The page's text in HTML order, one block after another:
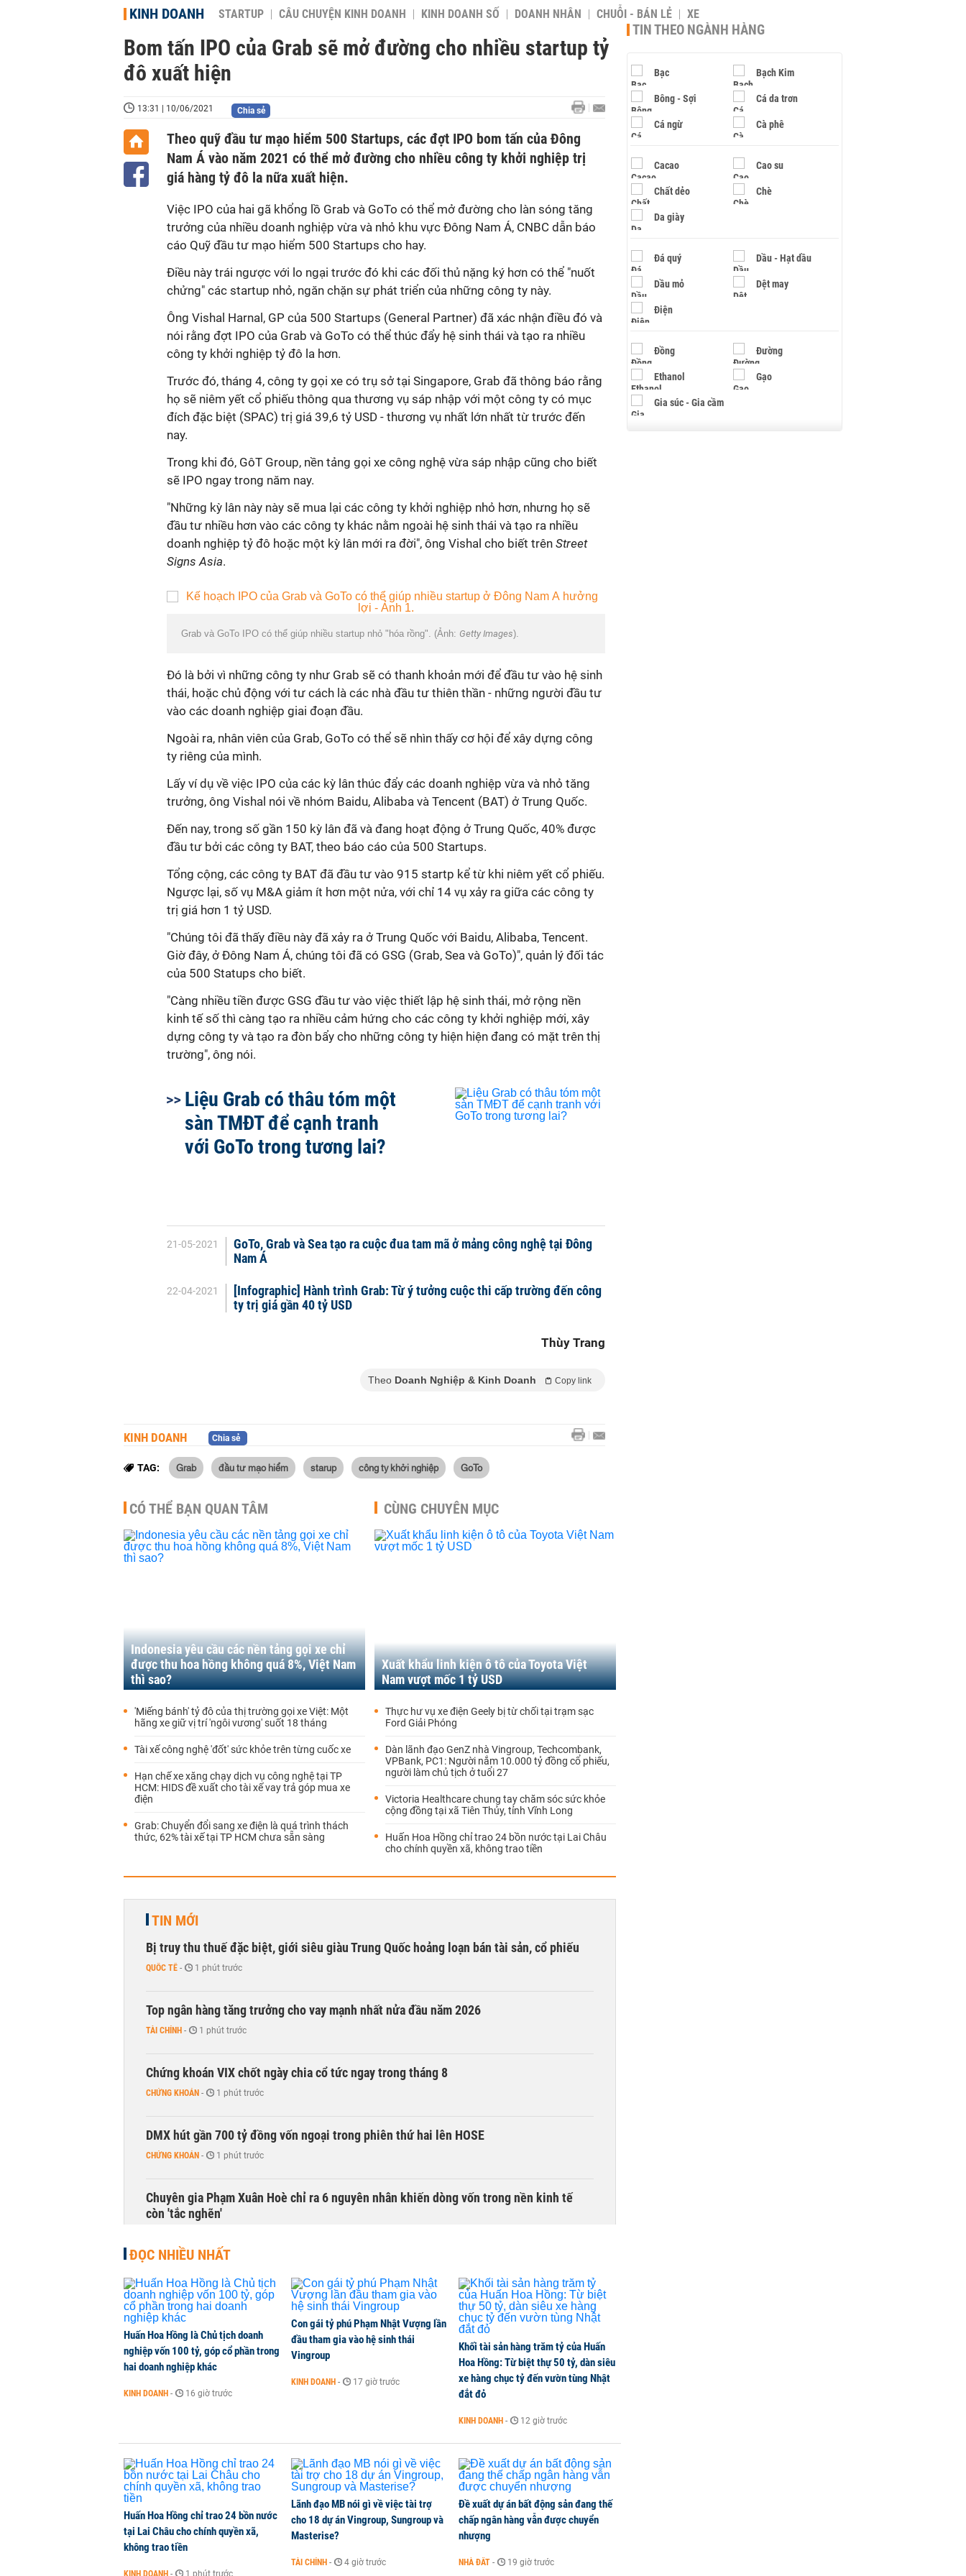
KINH DOANH STARTUP CÂU CHUYỆN KINH DOANH KINH DOANH SỐ DOANH NHÂN CHUỖI - BÁN LẺ XE
Bom tấn IPO của Grab sẽ mở đường cho nhiều startup tỷ
đô xuất hiện
13:31 | 10/06/2021 Chia sẻ
Theo quỹ đầu tư mạo hiểm 500 Startups, các đợt IPO bom tấn của Đông
Nam Á vào năm 2021 có thể mở đường cho nhiều công ty khởi nghiệp trị
giá hàng tỷ đô la nữa xuất hiện.
Việc IPO của hai gã khổng lồ Grab và GoTo có thể mở đường cho làn sóng tăng
trưởng của nhiều doanh nghiệp vừa và nhỏ khu vực Đông Nam Á, CNBC dẫn báo
cáo Quỹ đầu tư mạo hiểm 500 Startups cho hay.
Điều này trái ngược với lo ngại trước đó khi các đối thủ nặng ký hơn có thể "nuốt
chửng" các startup nhỏ, ngăn chặn sự phát triển của những công ty này.
Ông Vishal Harnal, GP của 500 Startups (General Partner) đã xác nhận điều đó và
nói rằng đợt IPO của Grab và GoTo có thể thúc đẩy hệ sinh thái và tạo ra nhiều
công ty khởi nghiệp tỷ đô la hơn.
Trước đó, tháng 4, công ty gọi xe có trụ sở tại Singapore, Grab đã thông báo rằng
họ sẽ niêm yết cổ phiếu thông qua thương vụ sáp nhập với một công ty có mục
đích đặc biệt (SPAC) trị giá 39,6 tỷ USD - thương vụ nhất lớn nhất từ trước đến
nay.
Trong khi đó, GôT Group, nền tảng gọi xe công nghệ vừa sáp nhập cũng cho biết
sẽ IPO ngay trong năm nay.
"Những kỳ lân này này sẽ mua lại các công ty khởi nghiệp nhỏ hơn, nhưng họ sẽ
đầu tư nhiều hơn vào các công ty khác nằm ngoài hệ sinh thái và tạo ra nhiều
doanh nghiệp tỷ đô hoặc một kỳ lân mới ra đời", ông Vishal cho biết trên Street
Signs Asia.
Grab và GoTo IPO có thể giúp nhiều startup nhỏ "hóa rồng". (Ảnh: Getty Images).
Đó là bởi vì những công ty như Grab sẽ có thanh khoản mới để đầu tư vào hệ sinh
thái, hoặc chủ động với tư cách là các nhà đầu tư thiên thần - những người đầu tư
vào các doanh nghiệp giai đoạn đầu.
Ngoài ra, nhân viên của Grab, GoTo có thể sẽ nhìn thấy cơ hội để xây dựng công
ty riêng của mình.
Lấy ví dụ về việc IPO của các kỳ lân thúc đẩy các doanh nghiệp vừa và nhỏ tăng
trưởng, ông Vishal nói về nhóm Baidu, Alibaba và Tencent (BAT) ở Trung Quốc.
Đến nay, trong số gần 150 kỳ lân đã và đang hoạt động ở Trung Quốc, 40% được
đầu tư bởi các công ty BAT, theo báo cáo của 500 Startups.
Tổng cộng, các công ty BAT đã đầu tư vào 915 startp kể từ khi niêm yết cổ phiếu.
Ngược lại, số vụ M&A giảm ít hơn một nửa, với chỉ 14 vụ xảy ra giữa các công ty
trị giá hơn 1 tỷ USD.
"Chúng tôi đã thấy điều này đã xảy ra ở Trung Quốc với Baidu, Alibaba, Tencent.
Giờ đây, ở Đông Nam Á, chúng tôi đã có GSG (Grab, Sea và GoTo)", quản lý đối tác
của 500 Statups cho biết.
"Càng nhiều tiền được GSG đầu tư vào việc thiết lập hệ sinh thái, mở rộng nền
kinh tế số thì càng tạo ra nhiều cảm hứng cho các công ty khởi nghiệp mới, xây
dựng công ty và tạo ra đòn bẩy cho những công ty hiện hiện đang có mặt trên thị
trường", ông nói.
Liệu Grab có thâu tóm một
sàn TMĐT để cạnh tranh
với GoTo trong tương lai?
21-05-2021
GoTo, Grab và Sea tạo ra cuộc đua tam mã ở mảng công nghệ tại Đông
Nam Á
22-04-2021
[Infographic] Hành trình Grab: Từ ý tưởng cuộc thi cấp trường đến công
ty trị giá gần 40 tỷ USD
Thùy Trang
Theo Doanh Nghiệp & Kinh Doanh Copy link
KINH DOANH Chia sẻ
TAG: Grab đầu tư mạo hiểm starup công ty khởi nghiệp GoTo
CÓ THỂ BẠN QUAN TÂM
Indonesia yêu cầu các nền tảng gọi xe chỉ
được thu hoa hồng không quá 8%, Việt Nam
thì sao?
'Miếng bánh' tỷ đô của thị trường gọi xe Việt: Một
hãng xe giữ vị trí 'ngôi vương' suốt 18 tháng
Tài xế công nghệ 'đốt' sức khỏe trên từng cuốc xe
Hạn chế xe xăng chạy dịch vụ công nghệ tại TP
HCM: HIDS đề xuất cho tài xế vay trả góp mua xe
điện
Grab: Chuyển đổi sang xe điện là quá trình thách
thức, 62% tài xế tại TP HCM chưa sẵn sàng
CÙNG CHUYÊN MỤC
Xuất khẩu linh kiện ô tô của Toyota Việt
Nam vượt mốc 1 tỷ USD
Thực hư vụ xe điện Geely bị từ chối tại trạm sạc
Ford Giải Phóng
Dàn lãnh đạo GenZ nhà Vingroup, Techcombank,
VPBank, PC1: Người nắm 10.000 tỷ đồng cổ phiếu,
người làm chủ tịch ở tuổi 27
Victoria Healthcare chung tay chăm sóc sức khỏe
cộng đồng tại xã Tiên Thủy, tỉnh Vĩnh Long
Huấn Hoa Hồng chỉ trao 24 bồn nước tại Lai Châu
cho chính quyền xã, không trao tiền
TIN MỚI
Bị truy thu thuế đặc biệt, giới siêu giàu Trung Quốc hoảng loạn bán tài sản, cổ phiếu
QUỐC TẾ - 1 phút trước
Top ngân hàng tăng trưởng cho vay mạnh nhất nửa đầu năm 2026
TÀI CHÍNH - 1 phút trước
Chứng khoán VIX chốt ngày chia cổ tức ngay trong tháng 8
CHỨNG KHOÁN - 1 phút trước
DMX hút gần 700 tỷ đồng vốn ngoại trong phiên thứ hai lên HOSE
CHỨNG KHOÁN - 1 phút trước
Chuyên gia Phạm Xuân Hoè chỉ ra 6 nguyên nhân khiến dòng vốn trong nền kinh tế
còn 'tắc nghẽn'
ĐỌC NHIỀU NHẤT
Huấn Hoa Hồng là Chủ tịch doanh
nghiệp vốn 100 tỷ, góp cổ phần trong
hai doanh nghiệp khác
KINH DOANH - 16 giờ trước
Con gái tỷ phú Phạm Nhật Vượng lần
đầu tham gia vào hệ sinh thái
Vingroup
KINH DOANH - 17 giờ trước
Khối tài sản hàng trăm tỷ của Huấn
Hoa Hồng: Từ biệt thự 50 tỷ, dàn siêu
xe hàng chục tỷ đến vườn tùng Nhật
đắt đỏ
KINH DOANH - 12 giờ trước
Huấn Hoa Hồng chỉ trao 24 bồn nước
tại Lai Châu cho chính quyền xã,
không trao tiền
KINH DOANH - 1 phút trước
Lãnh đạo MB nói gì về việc tài trợ
cho 18 dự án Vingroup, Sungroup và
Masterise?
TÀI CHÍNH - 4 giờ trước
Đề xuất dự án bất động sản đang thế
chấp ngân hàng vẫn được chuyển
nhượng
NHÀ ĐẤT - 19 giờ trước
TIN THEO NGÀNH HÀNG
Bạc Bạch Kim
Bông - Sợi Cá da trơn
Cá ngừ Cà phê
Cacao Cao su
Chất dẻo Chè
Da giày
Đá quý Dầu - Hạt dầu
Dầu mỏ Dệt may
Điện
Đồng Đường
Ethanol Gạo
Gia súc - Gia cầm